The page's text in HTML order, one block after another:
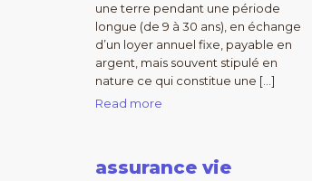
une terre pendant une période
longue (de 9 à 30 ans), en échange
d’un loyer annuel fixe, payable en
argent, mais souvent stipulé en
nature ce qui constitue une […]
Read more
assurance vie